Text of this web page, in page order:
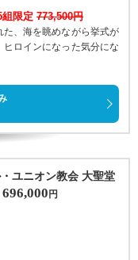
限定 773,500円
、海を眺めながら挙式が
ロインになった気分にな
ユニオン教会 大聖堂
696,000円